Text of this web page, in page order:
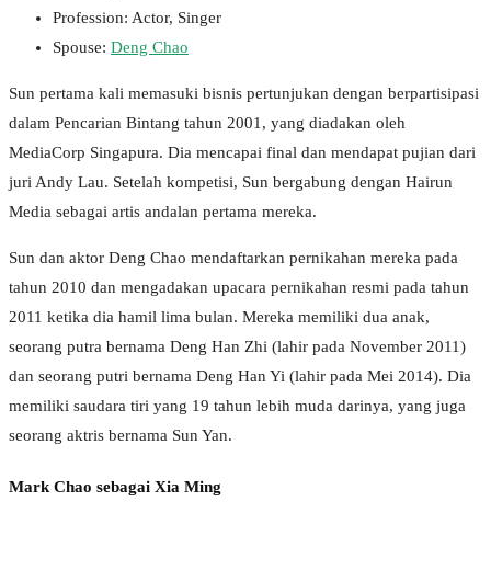
Profession: Actor, Singer
Spouse: Deng Chao
Sun pertama kali memasuki bisnis pertunjukan dengan berpartisipasi
dalam Pencarian Bintang tahun 2001, yang diadakan oleh
MediaCorp Singapura. Dia mencapai final dan mendapat pujian dari
juri Andy Lau. Setelah kompetisi, Sun bergabung dengan Hairun
Media sebagai artis andalan pertama mereka.
Sun dan aktor Deng Chao mendaftarkan pernikahan mereka pada
tahun 2010 dan mengadakan upacara pernikahan resmi pada tahun
2011 ketika dia hamil lima bulan. Mereka memiliki dua anak,
seorang putra bernama Deng Han Zhi (lahir pada November 2011)
dan seorang putri bernama Deng Han Yi (lahir pada Mei 2014). Dia
memiliki saudara tiri yang 19 tahun lebih muda darinya, yang juga
seorang aktris bernama Sun Yan.
Mark Chao sebagai Xia Ming